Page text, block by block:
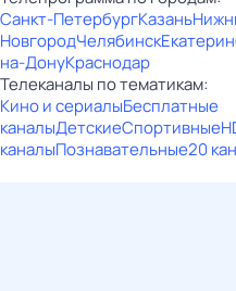
Санкт-ПетербургКазань
НовгородЧелябинск
на-ДонуКраснодар
Телеканалы по тематикам:
Кино и сериалыБесплатные
каналыДетскиеСпортивные
каналыПознавательные20